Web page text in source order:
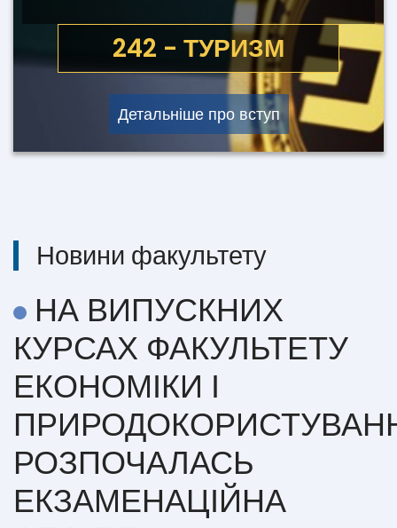
051 - ЕКОНОМІКА
242 - ТУРИЗМ
Детальніше про вступ
Новини факультету
НА ВИПУСКНИХ
КУРСАХ ФАКУЛЬТЕТУ
ЕКОНОМІКИ І
РОЗПОЧАЛАСЬ
ЕКЗАМЕНАЦІЙНА